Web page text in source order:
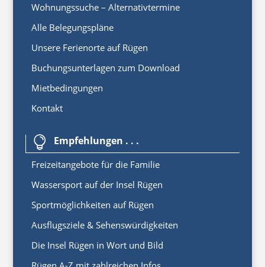
Wohnungssuche – Alternativtermine
Alle Belegungspläne
Unsere Ferienorte auf Rügen
Buchungsunterlagen zum Download
Mietbedingungen
Kontakt
 Empfehlungen . . .
Freizeitangebote für die Familie
Wassersport auf der Insel Rügen
Sportmöglichkeiten auf Rügen
Ausflugsziele & Sehenswürdigkeiten
Die Insel Rügen in Wort und Bild